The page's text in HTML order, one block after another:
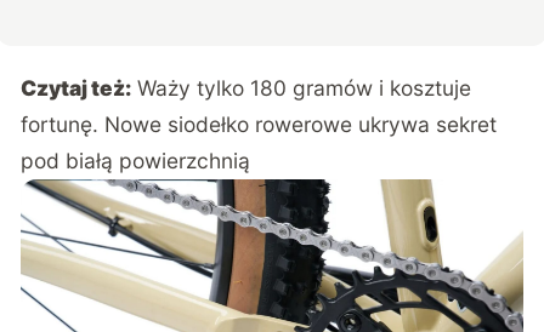
Czytaj też: Waży tylko 180 gramów i kosztuje
fortunę. Nowe siodełko rowerowe ukrywa sekret
pod białą powierzchnią